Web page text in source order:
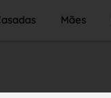
Mães